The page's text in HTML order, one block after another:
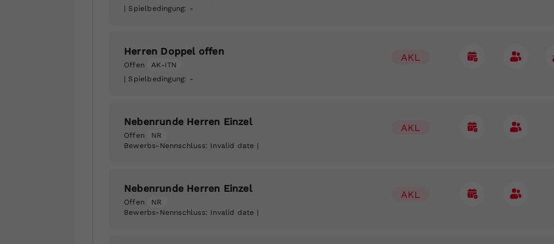
| Spielbedingung: -
Herren Doppel offen
Offen AK-ITN
AKL
| Spielbedingung: -
Nebenrunde Herren Einzel
Offen NR
AKL
Bewerbs-Nennschluss: Invalid date
Nebenrunde Herren Einzel
Offen NR
AKL
Bewerbs-Nennschluss: Invalid date